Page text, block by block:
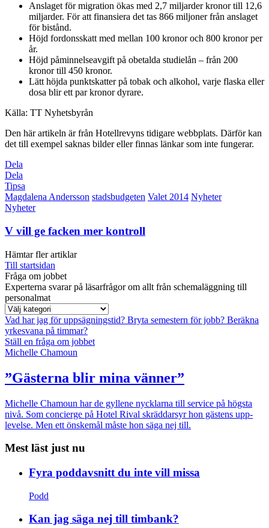
Anslaget för migration ökas med 2,7 miljarder kronor till 12,6
miljarder. För att finansiera det tas 866 miljoner från anslaget
för bistånd.
Höjd fordonsskatt med mellan 100 kronor och 800 kronor per
år.
Höjd påminnelseavgift på obetalda studielån – från 200
kronor till 450 kronor.
Lätt höjda punktskatter på tobak och alkohol, varje flaska eller
dosa blir ett par kronor dyrare.
Källa: TT Nyhetsbyrån
Den här artikeln är från Hotellrevyns tidigare webbplats. Därför kan
det till exempel saknas bilder eller finnas länkar som inte fungerar.
Dela
Dela
Tipsa
Magdalena Andersson stadsbudgeten Valet 2014 Nyheter
Nyheter
V vill ge facken mer kontroll
Hämtar fler artiklar
Till startsidan
Fråga om jobbet
Experterna svarar på läsarfrågor om allt från schemaläggning till
personalmat
Vad har jag för uppsägningstid? Bryta semestern för jobb? Beräkna
yrkesvana på timmar?
Ställ en fråga om jobbet
Michelle Chamoun
”Gästerna blir mina vänner”
Michelle Chamoun har de gyllene nycklarna till service på högsta
nivå. Som concierge på Hotel Rival skräddarsyr hon gästens upp­
levelse. Men ett önskemål måste hon säga nej till.
Mest läst just nu
Fyra poddavsnitt du inte vill missa
Podd
Kan jag säga nej till timbank?